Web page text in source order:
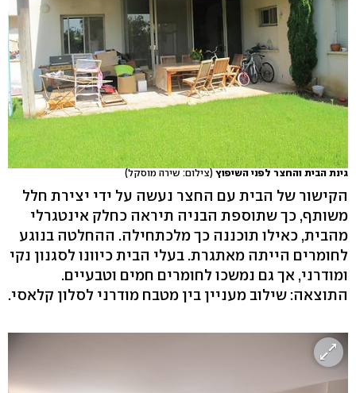
גינת הבית והחצר לפני השיפוץ(צילום: שירה מוסקל)
הקישור של הבית עם החצר נעשה על ידי יצירת חלל
משותף, כך שתוספת הבניה תיראה כחלק אינטגרלי
מהבית, כאילו תוכננה כך מלכתחילה. ההחלטה בנוגע
לחומרים הייתה מאתגרת. בעלי הבית כיוונו לסגנון נקי
ומודרני, אך גם נמשכו לחומרים חמים וטבעיים.
התוצאה: שילוב מעניין בין מטבח מודרני לסלון קלאסי.